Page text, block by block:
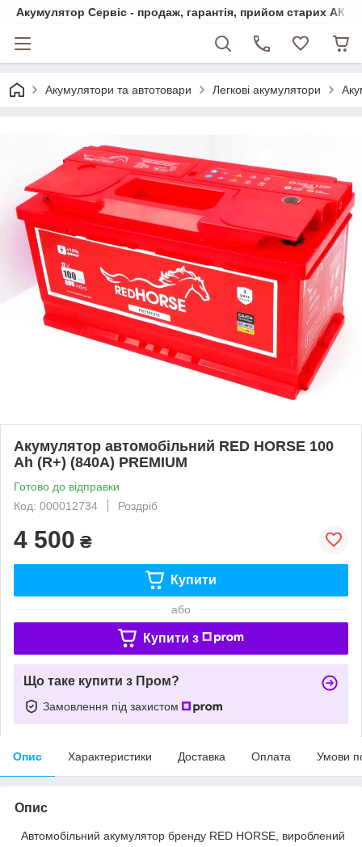
Акумулятор Сервіс - продаж, гарантія, прийом старих АКБ
Акумулятори та автотовари Легкові акумулятори
Акумулятор автомобільний RED HORSE 100
Ah (R+) (840А) PREMIUM
Готово до відправки
Код: 000012734
Роздріб
4 500 ₴
Купити
або
Купити з
Що таке купити з Пром?
Замовлення під захистом
Опис Характеристики Доставка Оплата Умови
Опис
Автомобільний акумулятор бренду RED HORSE, вироблений